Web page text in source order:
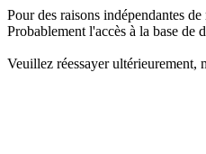
Pour des raisons indépendantes
Probablement l'accès à la base de
Veuillez réessayer ultérieurement,